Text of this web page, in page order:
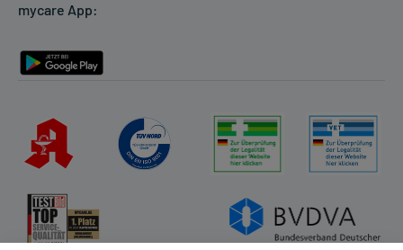
Rückgabe/Widerruf
mycare App: